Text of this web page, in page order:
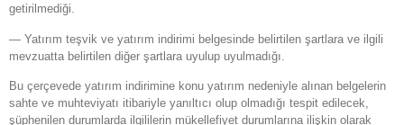
getirilmediği.
— Yatırım teşvik ve yatırım indirimi belgesinde belirtilen şartlara ve ilgili
mevzuatta belirtilen diğer şartlara uyulup uyulmadığı.
Bu çerçevede yatırım indirimine konu yatırım nedeniyle alınan belgelerin
sahte ve muhteviyatı itibariyle yanıltıcı olup olmadığı tespit edilecek,
şüphenilen durumlarda ilgililerin mükellefiyet durumlarına ilişkin olarak